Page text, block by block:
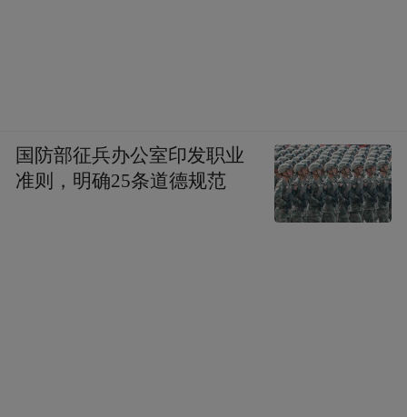
国防部征兵办公室印发职业
准则，明确25条道德规范